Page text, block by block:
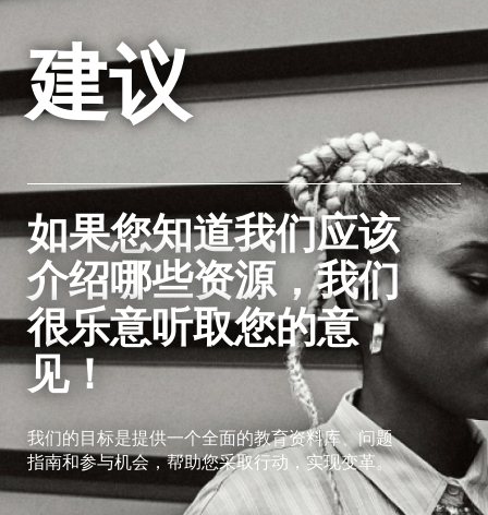
建议
如果您知道我们应该
介绍哪些资源，我们
很乐意听取您的意
见！
我们的目标是提供一个全面的教育资料库、问题
指南和参与机会，帮助您采取行动，实现变革。